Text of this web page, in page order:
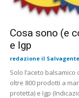
Cosa sono (e
e Igp
redazione il Salvagente
Solo l’aceto
oltre 800 prodotti a
protetta) e Igp